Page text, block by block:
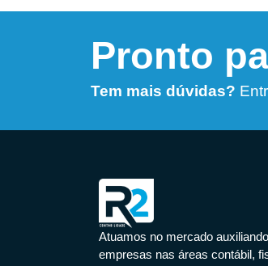
Pronto
Tem mais dúvidas?
Atuamos no mercado auxiliando
empresas nas áreas contábil,